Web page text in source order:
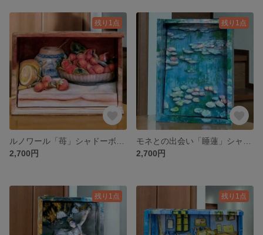
残り1点
2,700円
残り1点
2,700円
残り1点 残り1点